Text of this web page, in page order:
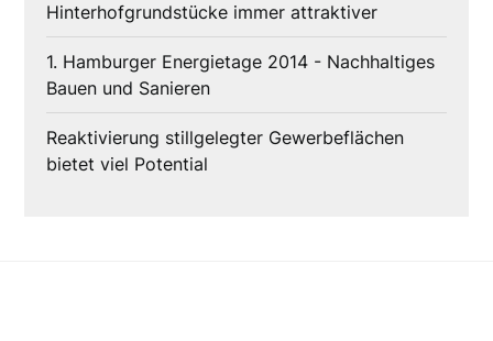
Hinterhofgrundstücke immer attraktiver
1. Hamburger Energietage 2014 - Nachhaltiges
Bauen und Sanieren
Reaktivierung stillgelegter Gewerbeflächen
bietet viel Potential